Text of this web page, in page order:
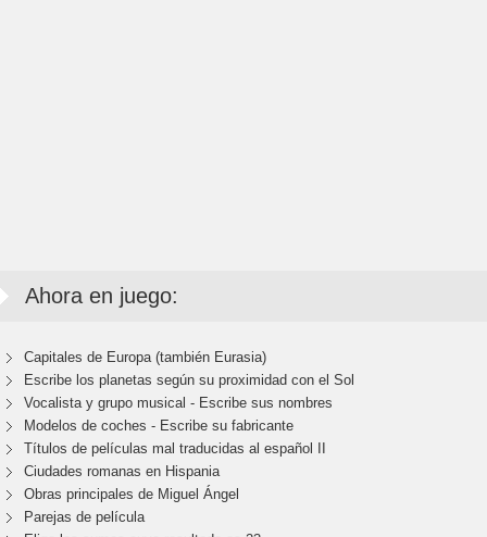
Ahora en juego:
Capitales de Europa (también Eurasia)
Escribe los planetas según su proximidad con el Sol
Vocalista y grupo musical - Escribe sus nombres
Modelos de coches - Escribe su fabricante
Títulos de películas mal traducidas al español II
Ciudades romanas en Hispania
Obras principales de Miguel Ángel
Parejas de película